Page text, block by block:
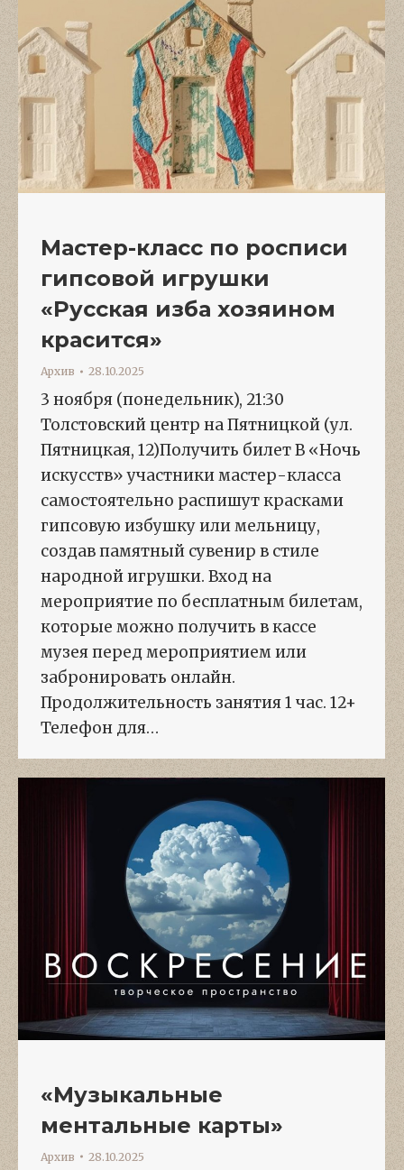
Мастер-класс по росписи
гипсовой игрушки
«Русская изба хозяином
красится»
Архив 28.10.2025
3 ноября (понедельник), 21:30
Толстовский центр на Пятницкой (ул.
Пятницкая, 12)Получить билет В «Ночь
искусств» участники мастер-класса
самостоятельно распишут красками
гипсовую избушку или мельницу,
создав памятный сувенир в стиле
народной игрушки. Вход на
мероприятие по бесплатным билетам,
которые можно получить в кассе
музея перед мероприятием или
забронировать онлайн.
Продолжительность занятия 1 час. 12+
Телефон для…
«Музыкальные
ментальные карты»
Архив 28.10.2025